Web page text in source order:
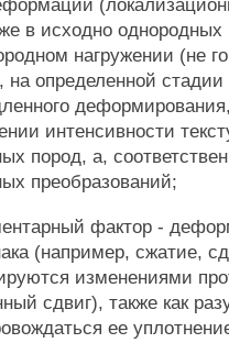
в исходно однородных
нагружении (не
определенной стадии
интенсивности
пород, а,
преобразований;
фактор -
(например, сжатие,
изменениями
сдвиг), также как
ее